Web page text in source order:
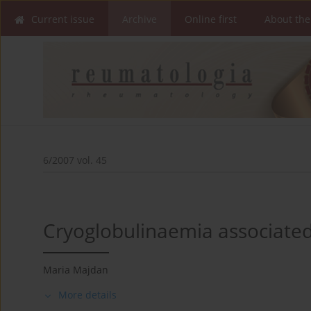
Current issue Online first About
6/2007 vol. 45
Cryoglobulinaemia
Maria Majdan
More details